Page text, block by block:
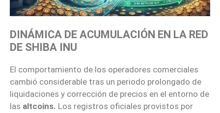
DINÁMICA DE ACUMULACIÓN EN LA RED
DE SHIBA INU
El comportamiento de los operadores comerciales
cambió considerable tras un periodo prolongado de
liquidaciones y corrección de precios en el entorno de
las altcoins. Los registros oficiales provistos por